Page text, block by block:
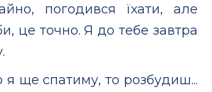
погодився їхати, але
це точно. Я до тебе завтра
ще спатиму, то розбудиш...